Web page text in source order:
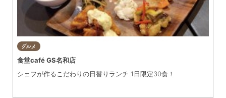
グルメ
食堂café GS名和店
シェフが作るこだわりの日替りランチ 1日限定30食！